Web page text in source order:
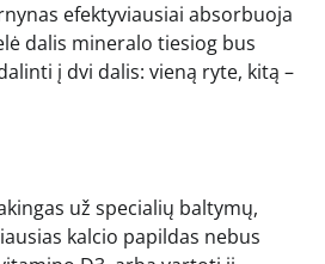
efektyviausiai absorbuoja
dalis mineralo tiesiog bus
į dvi dalis: vieną ryte, kitą –
už specialių baltymų,
kalcio papildas nebus